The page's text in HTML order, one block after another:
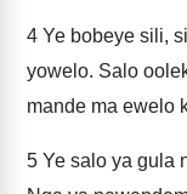
4 Ye bobeye sili,
yowelo. Salo
mande ma ewelo
5 Ye salo ya gula